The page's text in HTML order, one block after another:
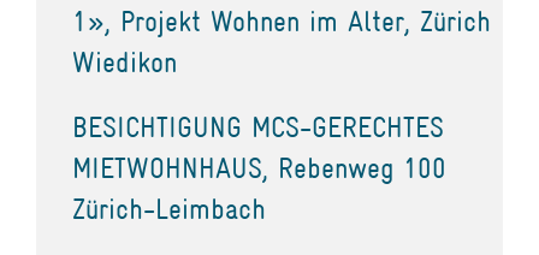
1», Projekt Wohnen im Alter, Zürich
Wiedikon
BESICHTIGUNG MCS-GERECHTES
MIETWOHNHAUS, Rebenweg 100
Zürich-Leimbach